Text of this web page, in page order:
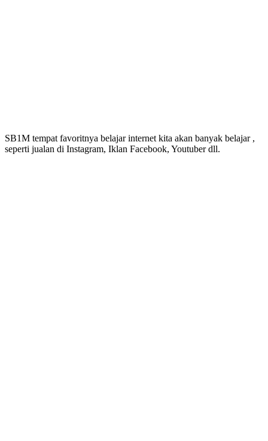
SB1M tempat favoritnya belajar internet kita akan banyak belajar ,
seperti jualan di Instagram, Iklan Facebook, Youtuber dll.